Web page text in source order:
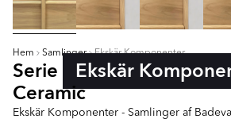
Hem Samlinger Ekskär Komponenter
Serie Ekskär
Ceramic
Ekskär Komponenter - Samlinger af